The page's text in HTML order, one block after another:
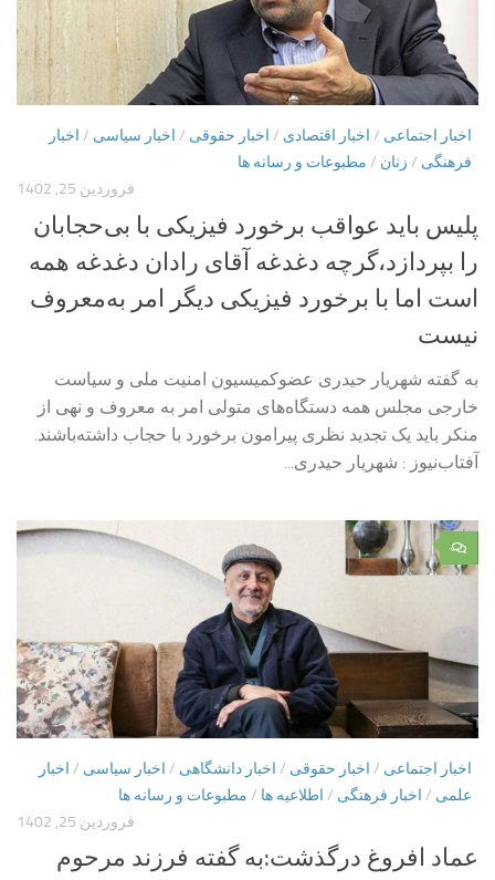
اخبار اجتماعی / اخبار اقتصادی / اخبار حقوقی / اخبار سیاسی / اخبار
فرهنگی / زنان / مطبوعات و رسانه ها
فروردین 25, 1402
پلیس باید عواقب برخورد فیزیکی با بی‌حجابان
را بپردازد،گرچه دغدغه آقای رادان دغدغه همه
است اما با برخورد فیزیکی دیگر امر به‌معروف
نیست
به گفته شهریار حیدری عضوکمیسیون امنیت ملی و سیاست
خارجی مجلس همه دستگاه‌های متولی امر به معروف و نهی از
منکر باید یک تجدید نظری پیرامون برخورد با حجاب داشته‌باشند.
آفتاب‌‌نیوز : شهریار حیدری...
۰
اخبار اجتماعی / اخبار حقوقی / اخبار دانشگاهی / اخبار سیاسی / اخبار
علمی / اخبار فرهنگی / اطلاعیه ها / مطبوعات و رسانه ها
فروردین 25, 1402
عماد افروغ درگذشت:به گفته فرزند مرحوم